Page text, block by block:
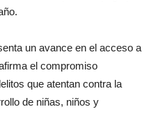
un avance en el acceso a
el compromiso
que atentan contra la
de niñas, niños y